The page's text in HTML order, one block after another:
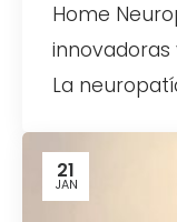
Home
La
21
JAN